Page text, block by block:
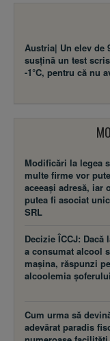
Austria| Un elev de
susţină un test
-1°C, pentru că nu
Modificări la legea
multe firme vor
aceeaşi adresă, iar
putea fi asociat
SRL
Decizie ÎCCJ: Dacă
a consumat alcool
maşina, răspunzi
alcoolemia
Cum urma să
adevărat paradis